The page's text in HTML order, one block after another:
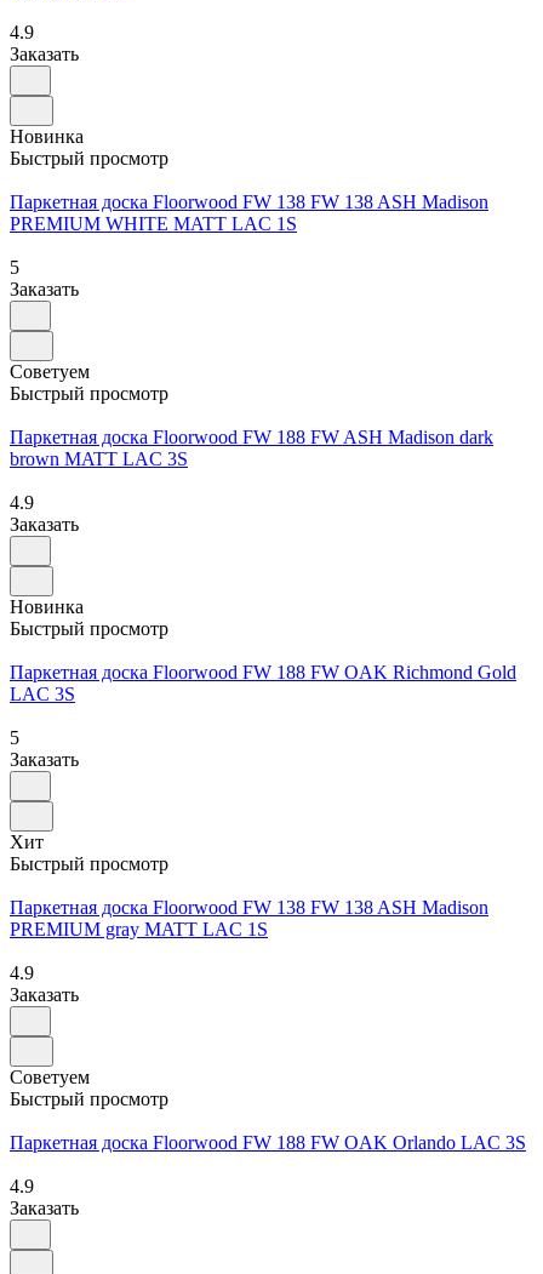
4.9
Заказать
Новинка
Быстрый просмотр
Паркетная доска Floorwood FW 138 FW 138 ASH Madison
PREMIUM WHITE MATT LAC 1S
5
Заказать
Советуем
Быстрый просмотр
Паркетная доска Floorwood FW 188 FW ASH Madison dark
brown MATT LAC 3S
4.9
Заказать
Новинка
Быстрый просмотр
Паркетная доска Floorwood FW 188 FW OAK Richmond Gold
LAC 3S
5
Заказать
Хит
Быстрый просмотр
Паркетная доска Floorwood FW 138 FW 138 ASH Madison
PREMIUM gray MATT LAC 1S
4.9
Заказать
Советуем
Быстрый просмотр
Паркетная доска Floorwood FW 188 FW OAK Orlando LAC 3S
4.9
Заказать